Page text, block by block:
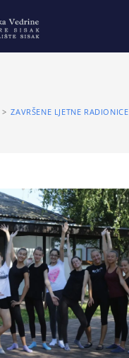
> ZAVRŠENE LJETNE RADIONICE